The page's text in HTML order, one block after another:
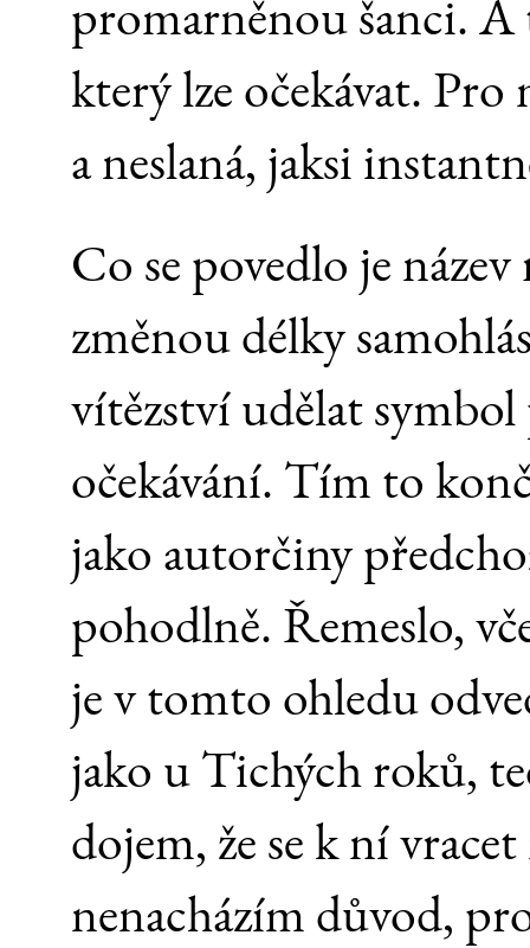
promarněnou šanci. A
který lze očekávat. Pro
a neslaná, jaksi
Co se povedlo je
změnou délky
vítězství udělat
očekávání. Tím to
jako autorčiny
pohodlně. Řemeslo,
je v tomto ohledu
jako u Tichých roků,
dojem, že se k ní
nenacházím důvod,